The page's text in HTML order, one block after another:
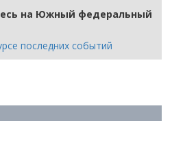
на Южный федеральный
последних событий